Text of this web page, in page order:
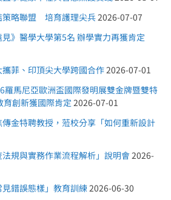
策略聯盟 培育護理尖兵2026-07-07
》醫學大學第5名 辦學實力再獲肯定
菲、印頂尖大學跨國合作2026-07-01
羅馬尼亞歐洲盃國際發明展雙金牌暨雙特
育創新獲國際肯定 2026-07-01
傳金特聘教授，蒞校分享「如何重新設計
規與實務作業流程解析」說明會2026-
錯誤態樣」教育訓練2026-06-30